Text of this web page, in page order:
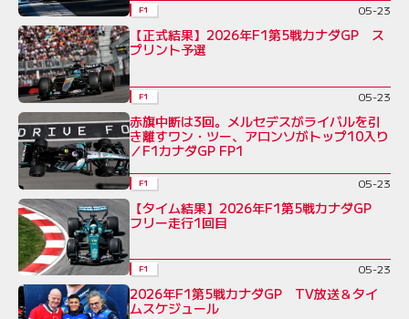
F1 05-23
【正式結果】2026年F1第5戦カナダGP ス
プリント予選
F1 05-23
赤旗中断は3回。メルセデスがライバルを引
き離すワン・ツー、アロンソがトップ10入り
／F1カナダGP FP1
F1 05-23
【タイム結果】2026年F1第5戦カナダGP
フリー走行1回目
F1 05-23
2026年F1第5戦カナダGP TV放送＆タイ
ムスケジュール